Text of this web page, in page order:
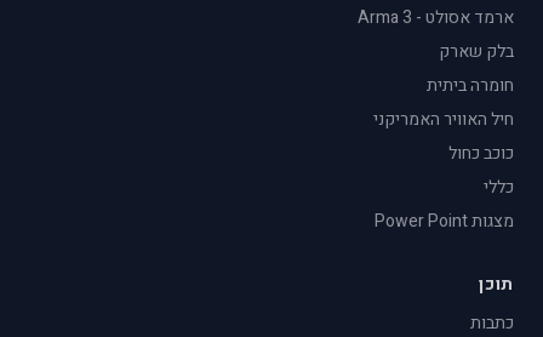
ארמד אסולט - Arma 3
בלק שארק
חומרה ביתית
חיל האוויר האמריקני
כוכב כחול
כללי
מצגות Power Point
תוכן
כתבות